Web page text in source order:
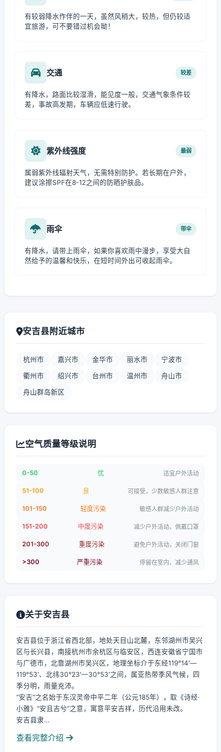
有较弱降水作伴的一天，虽然风稍大，较热，但仍较适
宜旅游，可不要错过机会呦！
交通 较差
有降水，路面比较湿滑，能见度一般，交通气象条件较
差，事故高发期，车辆应低速行驶。
紫外线强度 最弱
属弱紫外线辐射天气，无需特别防护。若长期在户外，
建议涂擦SPF在8-12之间的防晒护肤品。
雨伞 带伞
有降水，请带上雨伞，如果你喜欢雨中漫步，享受大自
然给予的温馨和快乐，在短时间外出可收起雨伞。
安吉县附近城市
杭州市 嘉兴市 金华市 丽水市 宁波市
衢州市 绍兴市 台州市 温州市 舟山市
舟山群岛新区
空气质量等级说明
0-50 优 适宜户外活动
51-100 良 可接受，少数敏感人群注意
101-150 轻度污染 敏感人群减少户外活动
151-200 中度污染 减少户外活动，佩戴口罩
201-300 重度污染 避免户外活动，关闭门窗
>300 严重污染 停留在室内，减少通风
关于安吉县
安吉县位于浙江省西北部，地处天目山北麓，东邻湖州市吴兴
区与长兴县，南接杭州市余杭区与临安区，西连安徽省宁国市
与广德市，北靠湖州市吴兴区，地理坐标介于东经119°14′—
119°53′、北纬30°23′—30°53′之间，属亚热带季风气候，四
季分明，雨量充沛。
“安吉”之名始于东汉灵帝中平二年（公元185年），取《诗经·
小雅》“安且吉兮”之意，寓意平安吉祥，历代沿用未改。
安吉县隶...
查看完整介绍